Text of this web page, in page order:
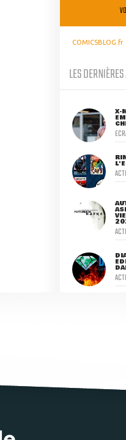
COMICSBLOG.fr
LES
X-